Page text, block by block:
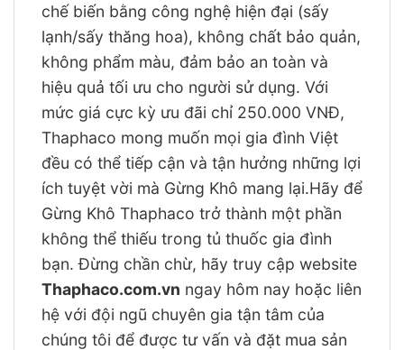
chế biến bằng công nghệ hiện đại (sấy
lạnh/sấy thăng hoa), không chất bảo quản,
không phẩm màu, đảm bảo an toàn và
hiệu quả tối ưu cho người sử dụng. Với
mức giá cực kỳ ưu đãi chỉ 250.000 VNĐ,
Thaphaco mong muốn mọi gia đình Việt
đều có thể tiếp cận và tận hưởng những lợi
ích tuyệt vời mà Gừng Khô mang lại.Hãy để
Gừng Khô Thaphaco trở thành một phần
không thể thiếu trong tủ thuốc gia đình
bạn. Đừng chần chừ, hãy truy cập website
Thaphaco.com.vn ngay hôm nay hoặc liên
hệ với đội ngũ chuyên gia tận tâm của
chúng tôi để được tư vấn và đặt mua sản